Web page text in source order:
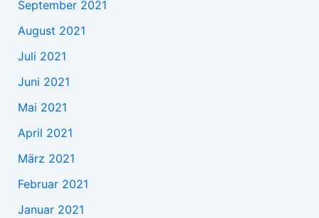
September 2021
August 2021
Juli 2021
Juni 2021
Mai 2021
April 2021
März 2021
Februar 2021
Januar 2021